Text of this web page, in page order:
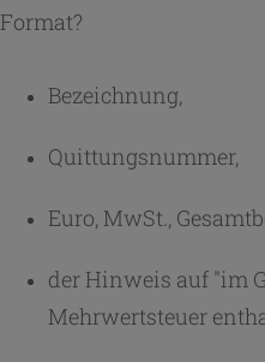
Format?
Bezeichnung,
Quittungsnummer,
Euro, MwSt.,
der Hinweis auf "im
Mehrwertsteuer